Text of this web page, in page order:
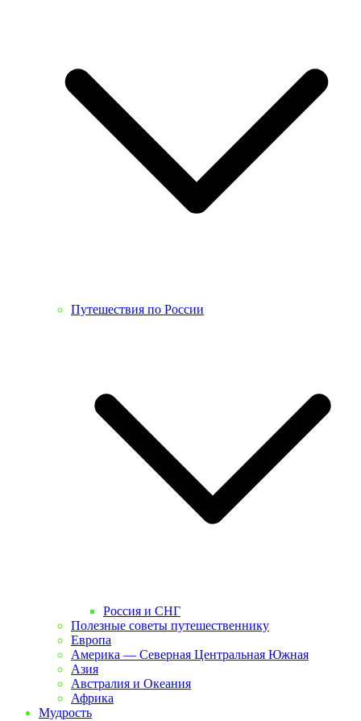
Путешествия по России
Россия и СНГ
Полезные советы путешественнику
Европа
Америка — Северная Центральная Южная
Азия
Австралия и Океания
Африка
Мудрость